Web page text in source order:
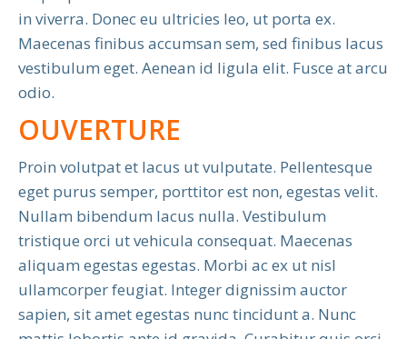
in viverra. Donec eu ultricies leo, ut porta ex.
Maecenas finibus accumsan sem, sed finibus lacus
vestibulum eget. Aenean id ligula elit. Fusce at arcu
odio.
OUVERTURE
Proin volutpat et lacus ut vulputate. Pellentesque
eget purus semper, porttitor est non, egestas velit.
Nullam bibendum lacus nulla. Vestibulum
tristique orci ut vehicula consequat. Maecenas
aliquam egestas egestas. Morbi ac ex ut nisl
ullamcorper feugiat. Integer dignissim auctor
sapien, sit amet egestas nunc tincidunt a. Nunc